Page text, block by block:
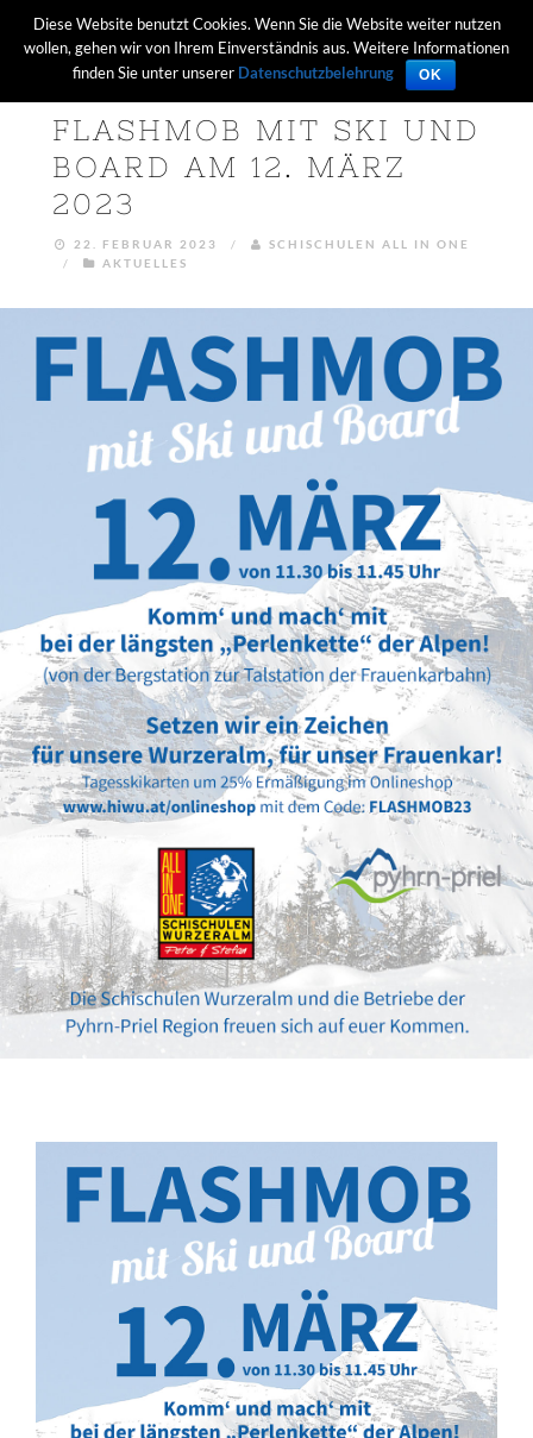
FLASHMOB MIT SKI UND
BOARD AM 12. MÄRZ
2023
22. FEBRUAR 2023 /
SCHISCHULEN ALL IN ONE
/
AKTUELLES
Diese Website benutzt Cookies. Wenn Sie die Website weiter nutzen
wollen, gehen wir von Ihrem Einverständnis aus. Weitere Informationen
finden Sie unter unserer Datenschutzbelehrung OK